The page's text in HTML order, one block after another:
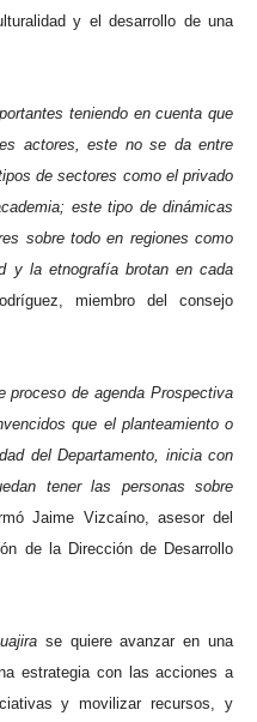
y el desarrollo de una
teniendo en cuenta que
actores, este no se da entre
de sectores como el privado
este tipo de dinámicas
sobre todo en regiones como
y la etnografía brotan en cada
miembro del consejo
proceso de agenda Prospectiva
que el planteamiento o
del Departamento, inicia con
tener las personas sobre
Jaime Vizcaíno, asesor del
de la Dirección de Desarrollo
se quiere avanzar en una
estrategia con las acciones a
y movilizar recursos, y